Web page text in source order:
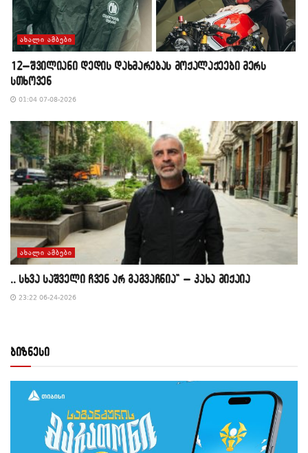
ᲐᲮᲐᲚᲘ ᲐᲛᲑᲔᲑᲘ
12–შვილიანი დედის დახმარებას მოქალაქეები მერს
სთხოვენ
01:04 07-08-2026
ᲐᲮᲐᲚᲘ ᲐᲛᲑᲔᲑᲘ
,, სხვა საშველი ჩვენ არ გაგვაჩნია” – კახა მიქაია
23:22 06-24-2026
ბიზნესი